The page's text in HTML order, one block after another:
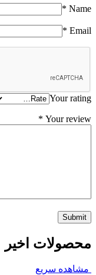
Name
*
Email
*
Your rating
Your review
*
محصولات اخیر
مشاهده سریع